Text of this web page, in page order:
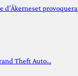
d’Åkerneset
Theft Auto…